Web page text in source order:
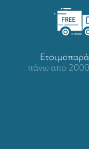
πάνω απο